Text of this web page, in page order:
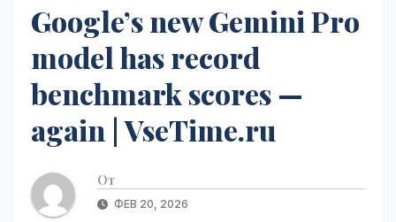
Google’s new Gemini Pro
model has record
benchmark scores —
again | VseTime.ru
От
ФЕВ 20, 2026